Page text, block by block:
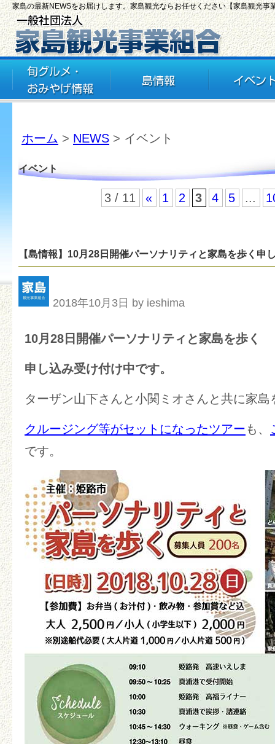
家島の最新NEWSをお届けします。家島観光ならお任せください【家島観光事
ホーム > NEWS > イベント
イベント
3 / 11 « 1 2 3 4 5 ...
【島情報】10月28日開催パーソナリティと家島を歩く申
2018年10月3日 by ieshima
10月28日開催パーソナリティと家島を歩く
申し込み受け付け中です。
ターザン山下さんと小関ミオさんと共に家島
クルージング等がセットになったツアーも、
です。